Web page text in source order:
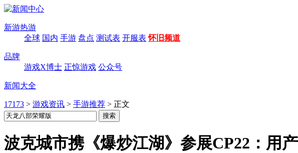
新游热游
全球 国内 手游 盘点 测试表 开服表 怀旧频道
品牌
游戏X博士 正惊游戏 公众号
新闻大全
17173 > 游戏资讯 > 手游推荐 > 正文
波克城市携《爆炒江湖》参展CP22：用